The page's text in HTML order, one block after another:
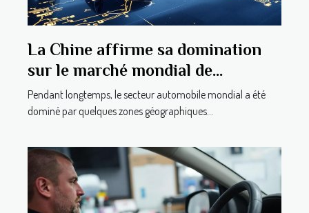
La Chine affirme sa domination
sur le marché mondial de
l’automobile grâce à ses
exportations impressionnantes
Pendant longtemps, le secteur automobile mondial a été
dominé par quelques zones géographiques...